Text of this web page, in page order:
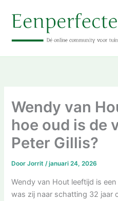
naar
inhoud
Wendy van
hoe oud is de
Peter Gillis?
DoorJorrit/januari 24, 2026
Wendy van Hout leeftijd is
was zij naar schatting 32 jaar